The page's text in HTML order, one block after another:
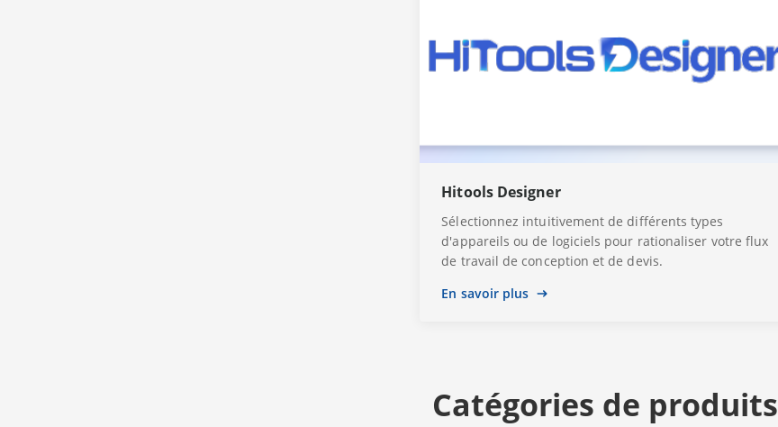
Hitools Designer
Sélectionnez intuitivement de différents types
d'appareils ou de logiciels pour rationaliser votre flux
de travail de conception et de devis.
En savoir plus
Catégories de produits